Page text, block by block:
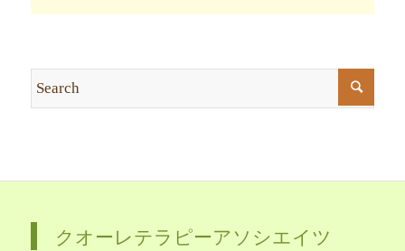
クオーレテラピーアソシエイツ